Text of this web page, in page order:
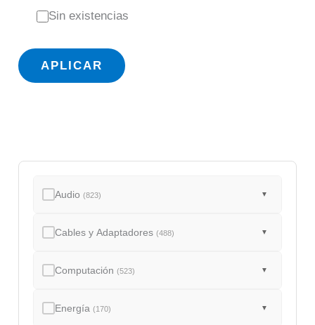
s
d
Sin existencias
APLICAR
Audio(823) ▼
Cables y Adaptadores(488) ▼
Computación(523) ▼
Energía(170) ▼